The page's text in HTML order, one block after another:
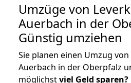
Umzüge von
Auerbach in der
Günstig umziehen
Sie planen einen Umzug
Auerbach in der Oberpfalz
möglichstviel Geld sparen?